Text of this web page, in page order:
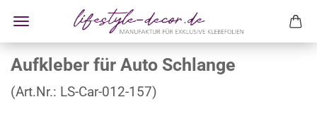
Aufkleber für Auto Schlange
(Art.Nr.: LS-Car-012-157)